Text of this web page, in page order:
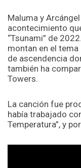
Maluma y
acontecimiento
“Tsunami” de
montan en el tema
de ascendencia
también ha
Towers.
La canción fue
había trabajado
Temperatura”, y